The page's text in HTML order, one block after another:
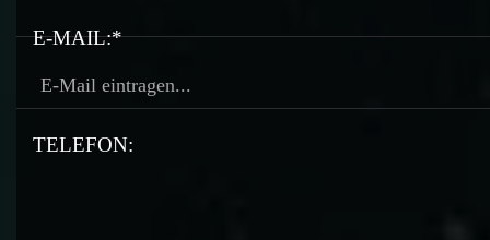
E-MAIL:*
TELEFON: